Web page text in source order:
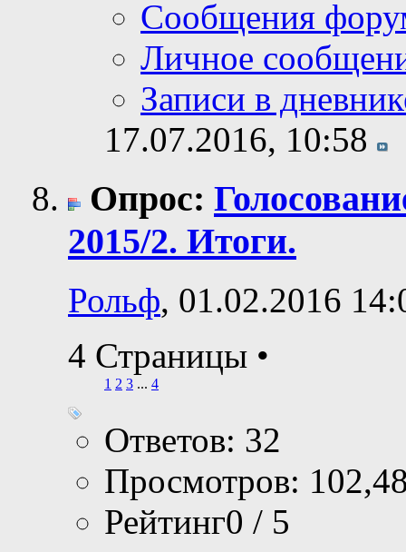
Сообщения
Личное
Записи в
17.07.2016, 10:58
Опрос:
2015/2. Итоги.
Рольф, 01.02.2016
4 Страницы •
1 2 3 ... 4
Ответов: 32
Просмотров:
Рейтинг0 / 5